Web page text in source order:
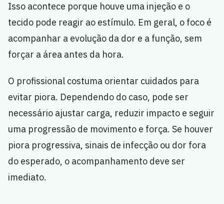
Isso acontece porque houve uma injeção e o
tecido pode reagir ao estímulo. Em geral, o foco é
acompanhar a evolução da dor e a função, sem
forçar a área antes da hora.
O profissional costuma orientar cuidados para
evitar piora. Dependendo do caso, pode ser
necessário ajustar carga, reduzir impacto e seguir
uma progressão de movimento e força. Se houver
piora progressiva, sinais de infecção ou dor fora
do esperado, o acompanhamento deve ser
imediato.